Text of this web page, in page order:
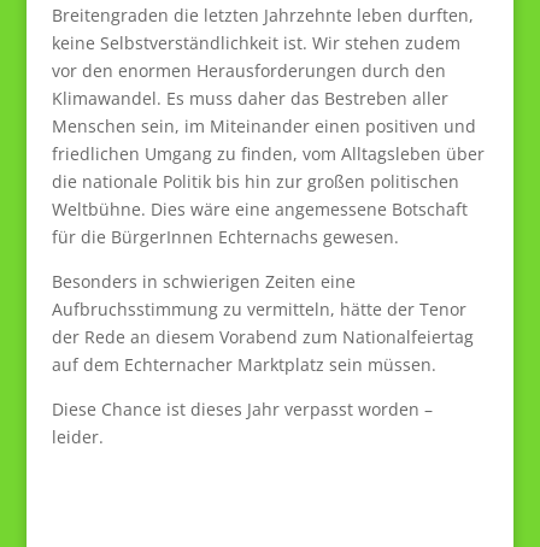
Breitengraden die letzten Jahrzehnte leben durften,
keine Selbstverständlichkeit ist. Wir stehen zudem
vor den enormen Herausforderungen durch den
Klimawandel. Es muss daher das Bestreben aller
Menschen sein, im Miteinander einen positiven und
friedlichen Umgang zu finden, vom Alltagsleben über
die nationale Politik bis hin zur großen politischen
Weltbühne. Dies wäre eine angemessene Botschaft
für die BürgerInnen Echternachs gewesen.
Besonders in schwierigen Zeiten eine
Aufbruchsstimmung zu vermitteln, hätte der Tenor
der Rede an diesem Vorabend zum Nationalfeiertag
auf dem Echternacher Marktplatz sein müssen.
Diese Chance ist dieses Jahr verpasst worden –
leider.